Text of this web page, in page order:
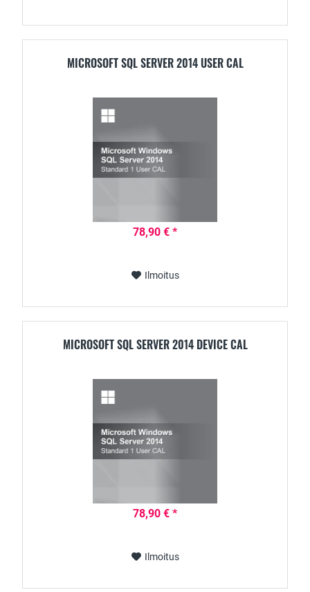
MICROSOFT SQL SERVER 2014 USER CAL
78,90 € *
Ilmoitus
MICROSOFT SQL SERVER 2014 DEVICE CAL
78,90 € *
Ilmoitus